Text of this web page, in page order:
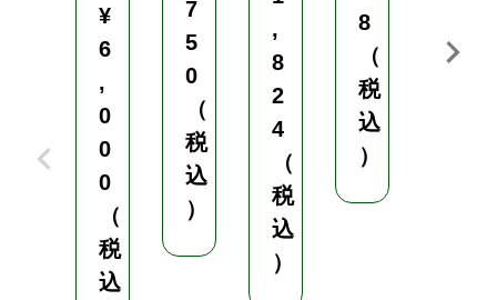
¥
6
,
0
0
0
（
税
込
7
5
0
（
税
込
）
,
8
2
4
（
税
込
）
8
（
税
込
）
5
0